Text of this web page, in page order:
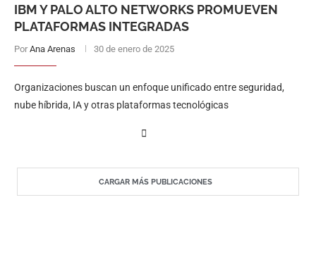
IBM Y PALO ALTO NETWORKS PROMUEVEN
PLATAFORMAS INTEGRADAS
Por Ana Arenas 30 de enero de 2025
Organizaciones buscan un enfoque unificado entre seguridad,
nube híbrida, IA y otras plataformas tecnológicas
CARGAR MÁS PUBLICACIONES